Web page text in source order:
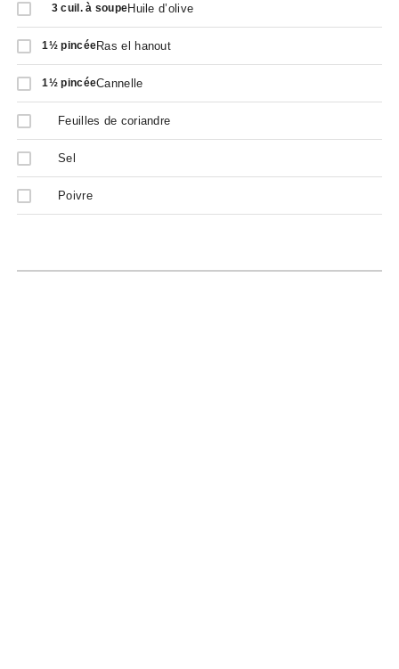
3 cuil. à soupeHuile d’olive
1½ pincéeRas el hanout
1½ pincéeCannelle
Feuilles de coriandre
Sel
Poivre